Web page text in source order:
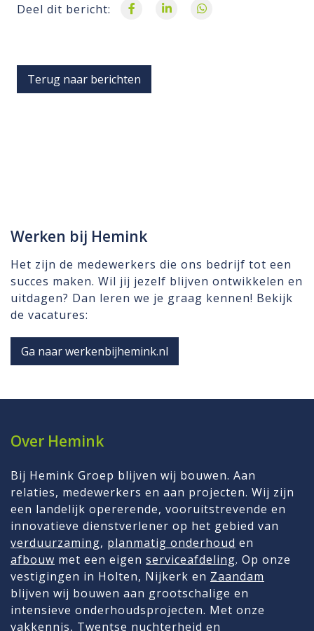
Deel dit bericht:
Terug naar berichten
Werken bij Hemink
Het zijn de medewerkers die ons bedrijf tot een
succes maken. Wil jij jezelf blijven ontwikkelen en
uitdagen? Dan leren we je graag kennen! Bekijk
de vacatures:
Ga naar werkenbijhemink.nl
Over Hemink
Bij Hemink Groep blijven wij bouwen. Aan
relaties, medewerkers en aan projecten. Wij zijn
een landelijk opererende, vooruitstrevende en
innovatieve dienstverlener op het gebied van
verduurzaming, planmatig onderhoud en
afbouw met een eigen serviceafdeling. Op onze
vestigingen in Holten, Nijkerk en Zaandam
blijven wij bouwen aan grootschalige en
intensieve onderhoudsprojecten. Met onze
vakkennis, Twentse nuchterheid en